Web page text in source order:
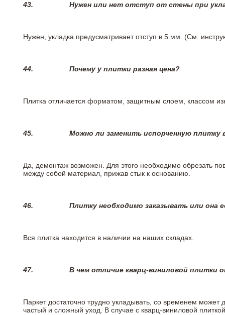
43. Нужен или нет отступ от стены при
Нужен, укладка предусматривает отступ в 5 мм. (См.
44. Почему у плитки разная цена?
Плитка отличается форматом, защитным слоем, классом
45. Можно ли заменить испорченную плитку
Да, демонтаж возможен. Для этого необходимо обрезать
между собой материал, прижав стык к основанию.
46. Плитку необходимо заказывать или она
Вся плитка находится в наличии на наших складах.
47. В чем отличие кварц-виниловой плитки
Паркет достаточно трудно укладывать, со временем
частый и сложный уход. В случае с кварц-виниловой